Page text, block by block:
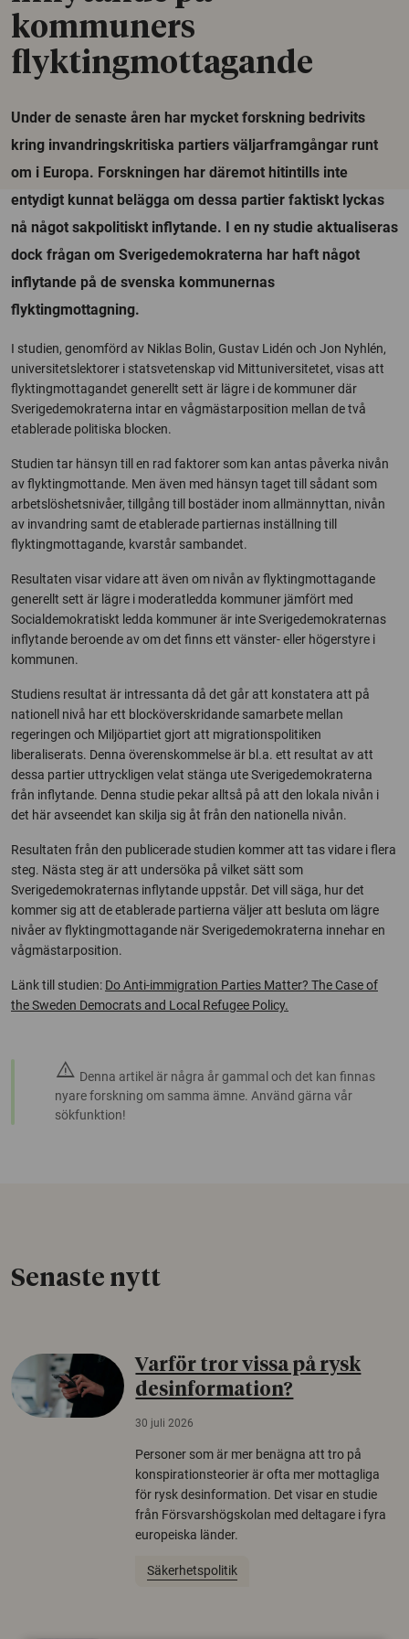
kommuners
flyktingmottagande
Under de senaste åren har mycket forskning bedrivits
kring invandringskritiska partiers väljarframgångar runt
om i Europa. Forskningen har däremot hitintills inte
entydigt kunnat belägga om dessa partier faktiskt lyckas
nå något sakpolitiskt inflytande. I en ny studie aktualiseras
dock frågan om Sverigedemokraterna har haft något
inflytande på de svenska kommunernas
flyktingmottagning.
I studien, genomförd av Niklas Bolin, Gustav Lidén och Jon Nyhlén,
universitetslektorer i statsvetenskap vid Mittuniversitetet, visas att
flyktingmottagandet generellt sett är lägre i de kommuner där
Sverigedemokraterna intar en vågmästarposition mellan de två
etablerade politiska blocken.
Studien tar hänsyn till en rad faktorer som kan antas påverka nivån
av flyktingmottande. Men även med hänsyn taget till sådant som
arbetslöshetsnivåer, tillgång till bostäder inom allmännyttan, nivån
av invandring samt de etablerade partiernas inställning till
flyktingmottagande, kvarstår sambandet.
Resultaten visar vidare att även om nivån av flyktingmottagande
generellt sett är lägre i moderatledda kommuner jämfört med
Socialdemokratiskt ledda kommuner är inte Sverigedemokraternas
inflytande beroende av om det finns ett vänster- eller högerstyre i
kommunen.
Studiens resultat är intressanta då det går att konstatera att på
nationell nivå har ett blocköverskridande samarbete mellan
regeringen och Miljöpartiet gjort att migrationspolitiken
liberaliserats. Denna överenskommelse är bl.a. ett resultat av att
dessa partier uttryckligen velat stänga ute Sverigedemokraterna
från inflytande. Denna studie pekar alltså på att den lokala nivån i
det här avseendet kan skilja sig åt från den nationella nivån.
Resultaten från den publicerade studien kommer att tas vidare i flera
steg. Nästa steg är att undersöka på vilket sätt som
Sverigedemokraternas inflytande uppstår. Det vill säga, hur det
kommer sig att de etablerade partierna väljer att besluta om lägre
nivåer av flyktingmottagande när Sverigedemokraterna innehar en
vågmästarposition.
Länk till studien: Do Anti-immigration Parties Matter? The Case of
the Sweden Democrats and Local Refugee Policy.
warning Denna artikel är några år gammal och det kan finnas
nyare forskning om samma ämne. Använd gärna vår
sökfunktion!
Senaste nytt
Varför tror vissa på rysk
desinformation?
30 juli 2026
Personer som är mer benägna att tro på
konspirationsteorier är ofta mer mottagliga
för rysk desinformation. Det visar en studie
från Försvarshögskolan med deltagare i fyra
europeiska länder.
Säkerhetspolitik